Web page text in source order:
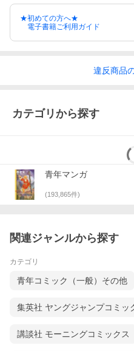
★初めての方へ★
電子書籍ご利用ガイド
違反商品
カテゴリから探す
青年マンガ
(193,865件)
関連ジャンルから探す
カテゴリ
青年コミック（一般）その他
集英社 ヤングジャンプコミッ
講談社 モーニングコミックス